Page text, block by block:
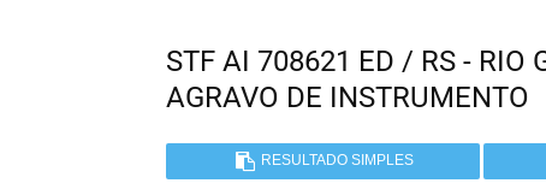
STF AI 708621 ED / RS - RIO
AGRAVO DE INSTRUMENTO
RESULTADO SIMPLES